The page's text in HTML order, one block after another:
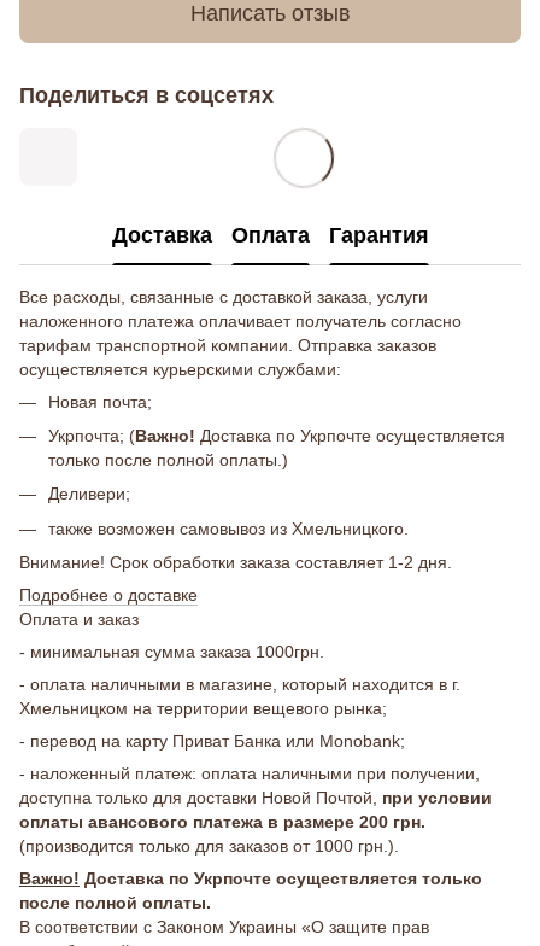
Написать отзыв
Поделиться в соцсетях
Доставка Оплата Гарантия
Все расходы, связанные с доставкой заказа, услуги
наложенного платежа оплачивает получатель согласно
тарифам транспортной компании. Отправка заказов
осуществляется курьерскими службами:
Новая почта;
Укрпочта; (Важно! Доставка по Укрпочте осуществляется
только после полной оплаты.)
Деливери;
также возможен самовывоз из Хмельницкого.
Внимание! Срок обработки заказа составляет 1-2 дня.
Подробнее о доставке
Оплата и заказ
- минимальная сумма заказа 1000грн.
- оплата наличными в магазине, который находится в г.
Хмельницком на территории вещевого рынка;
- перевод на карту Приват Банка или Monobank;
- наложенный платеж: оплата наличными при получении,
доступна только для доставки Новой Почтой, при условии
оплаты авансового платежа в размере 200 грн.
(производится только для заказов от 1000 грн.).
Важно! Доставка по Укрпочте осуществляется только
после полной оплаты.
В соответствии с Законом Украины «О защите прав